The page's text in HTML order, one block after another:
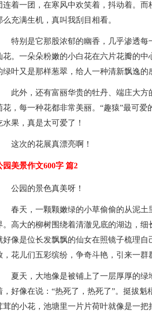
连着一团，在寒风中欢笑着，抖动着。
么充满生机，真叫我刮目相看。
特别是它那股浓郁的幽香，几乎渗透
花。一朵朵粉嫩的小白花在六片花瓣的
绿叶又是那样葱翠，给人一种清新飘逸的
此外，还有富丽华贵的牡丹、端庄大
花，每一种花都非常美丽。“趣猿”最可
水果，真是太可爱了！
这次的花展真漂亮啊！
园美景作文600字 篇2
公园的景色真美呀！
春天，一颗颗嫩绿的小草偷偷的从泥
。高大的柳树围绕着清澈见底的湖边，
好像是位长发飘飘的仙女在照镜子梳理
，花儿们五彩缤纷，争奇斗艳，引来一群
夏天，大地像是被铺上了一层厚厚的
，好像在说：“热死了，热死了”。挺拔
茸的小花，池塘里一片片荷叶就像是一